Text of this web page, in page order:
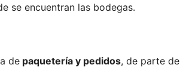
se encuentran las bodegas.
de paquetería y pedidos, de parte de